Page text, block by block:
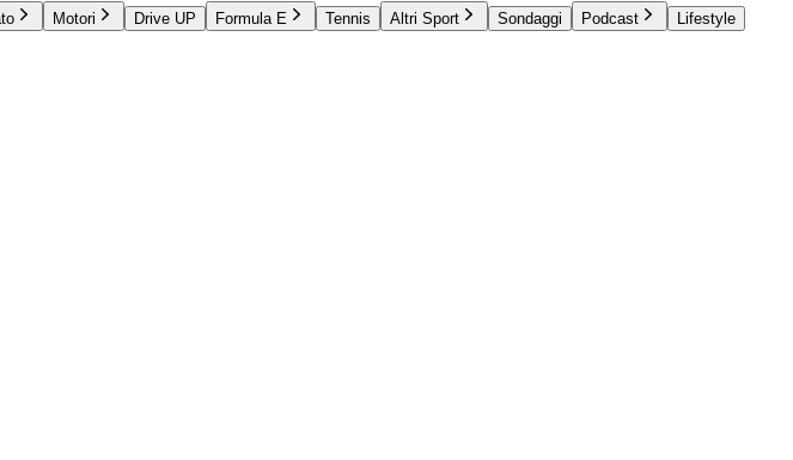
Motori Drive UP Formula E Tennis Altri Sport Sondaggi Podcast
Lifestyle